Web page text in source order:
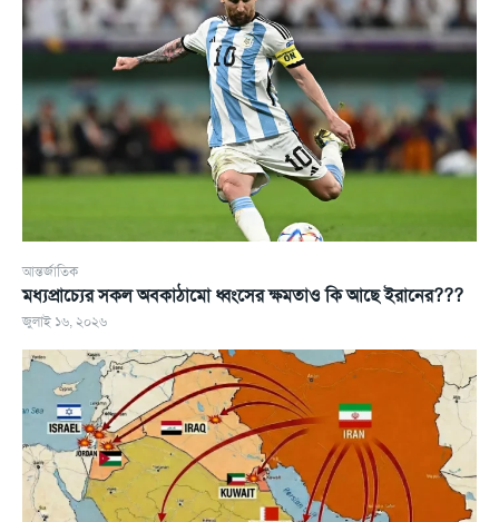
আন্তর্জাতিক
মধ্যপ্রাচ্যের সকল অবকাঠামো ধ্বংসের ক্ষমতাও কি আছে ইরানের???
জুলাই ১৬, ২০২৬